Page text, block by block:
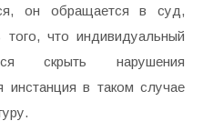
он обращается в суд,
того, что индивидуальный
скрыть нарушения
инстанция в таком случае